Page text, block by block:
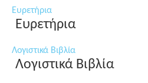
Ευρετήρια
Ευρετήρια
Λογιστικά Βιβλία
Λογιστικά Βιβλία